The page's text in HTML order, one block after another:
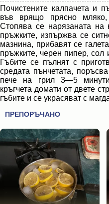
Почистените калпачета и
във врящо прясно
Стопява се нарязаната на
пръжките, изпържва се
мазнина, прибавят се
пръжките, черен пипер, сол
Гъбите се пълнят с
средата пънчетата,
пече на грил 3—5
кръгчета домати от двете
гъбите и се украсяват с